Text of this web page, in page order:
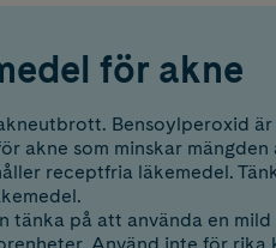
för akne
Bensoylperoxid är
akne som minskar
receptfria läkemedel.
tänka på att använda en